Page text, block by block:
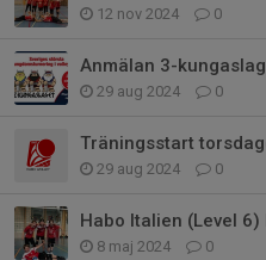
12 nov 2024 0
Anmälan 3-
29 aug 2024 0
Träningsstart
29 aug 2024 0
Habo Italien (Level
8 maj 2024 0